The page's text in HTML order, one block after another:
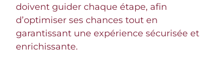
doivent guider chaque étape, afin
d’optimiser ses chances tout en
garantissant une expérience sécurisée et
enrichissante.